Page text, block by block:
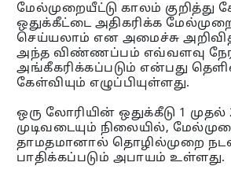
மேல்முறையீட்டு காலம் குறித்து
ஒதுக்கீட்டை அதிகரிக்க
செய்யலாம் என அமைச்சு
அந்த விண்ணப்பம் எவ்வளவு
அங்கீகரிக்கப்படும் என்பது
கேள்வியும் எழுப்பியுள்ளது.
ஒரு லோரியின் ஒதுக்கீடு 1
முடிவடையும் நிலையில்,
தாமதமானால் தொழில்முறை
பாதிக்கப்படும் அபாயம் உள்ளது.